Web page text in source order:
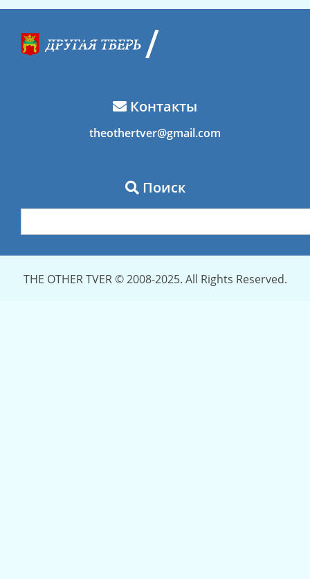
Контакты
theothertver@gmail.com
Поиск
THE OTHER TVER © 2008-2025. All Rights Reserved.